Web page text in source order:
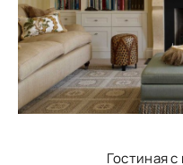
Гостиная